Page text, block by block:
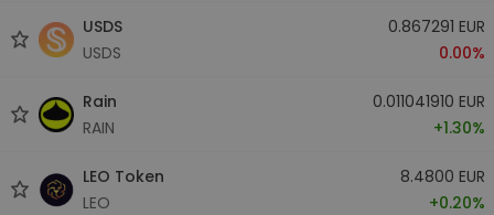
USDS
USDS
0.867291 EUR
0.00%
Rain
RAIN
0.011041910 EUR
+1.30%
LEO Token
LEO
8.4800 EUR
+0.20%